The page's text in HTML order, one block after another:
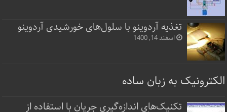
تغذیه آردوینو با سلول‌های خورشیدی آردوینو
اسفند 14, 1400
الکترونیک به زبان ساده
تکنیک‌های اندازه‌گیری جریان با استفاده از